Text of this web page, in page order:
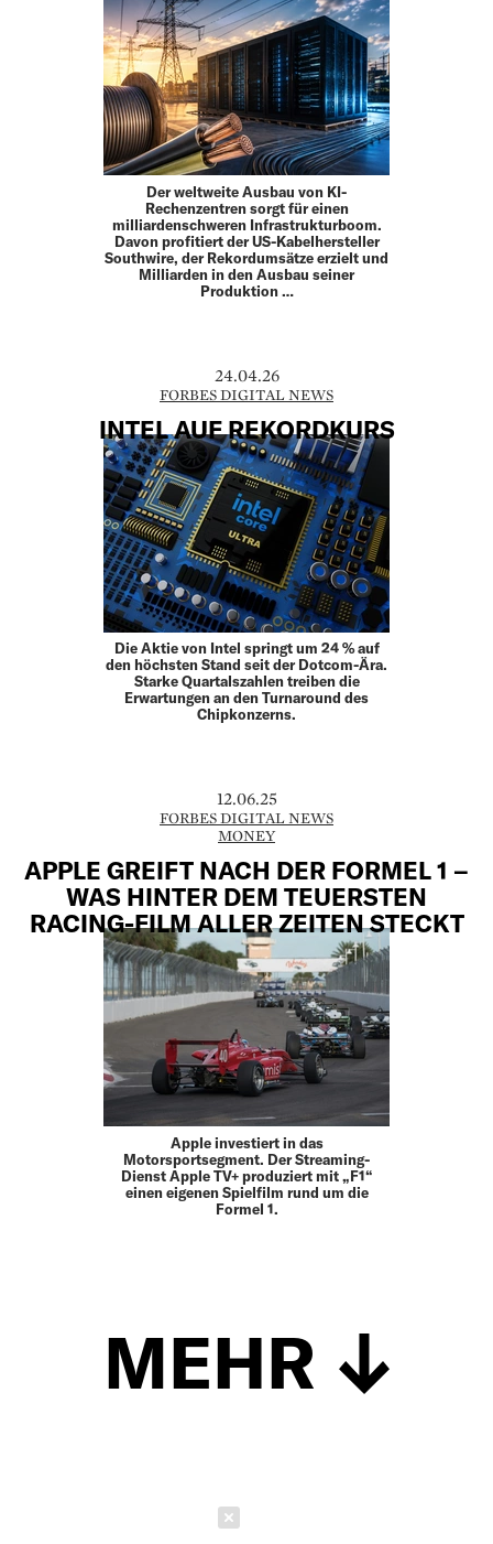
Der weltweite Ausbau von KI-
Rechenzentren sorgt für einen
milliardenschweren Infrastrukturboom.
Davon profitiert der US-Kabelhersteller
Southwire, der Rekordumsätze erzielt und
Milliarden in den Ausbau seiner
Produktion …
24.04.26
FORBES DIGITAL NEWS
INTEL AUF REKORDKURS
Die Aktie von Intel springt um 24 % auf
den höchsten Stand seit der Dotcom-Ära.
Starke Quartalszahlen treiben die
Erwartungen an den Turnaround des
Chipkonzerns.
12.06.25
FORBES DIGITAL NEWS
MONEY
APPLE GREIFT NACH DER FORMEL 1 –
WAS HINTER DEM TEUERSTEN
RACING-FILM ALLER ZEITEN STECKT
Apple investiert in das
Motorsportsegment. Der Streaming-
Dienst Apple TV+ produziert mit „F1“
einen eigenen Spielfilm rund um die
Formel 1.
MEHR